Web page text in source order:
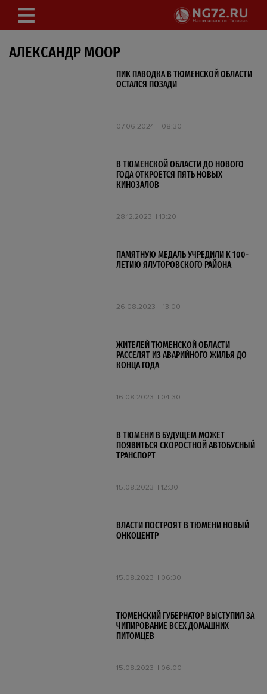
АЛЕКСАНДР МООР
ПИК ПАВОДКА В ТЮМЕНСКОЙ ОБЛАСТИ
ОСТАЛСЯ ПОЗАДИ
07.06.2024 08:30
В ТЮМЕНСКОЙ ОБЛАСТИ ДО НОВОГО
ГОДА ОТКРОЕТСЯ ПЯТЬ НОВЫХ
КИНОЗАЛОВ
28.12.2023 13:20
ПАМЯТНУЮ МЕДАЛЬ УЧРЕДИЛИ К 100-
ЛЕТИЮ ЯЛУТОРОВСКОГО РАЙОНА
26.08.2023 13:00
ЖИТЕЛЕЙ ТЮМЕНСКОЙ ОБЛАСТИ
РАССЕЛЯТ ИЗ АВАРИЙНОГО ЖИЛЬЯ ДО
КОНЦА ГОДА
16.08.2023 04:30
В ТЮМЕНИ В БУДУЩЕМ МОЖЕТ
ПОЯВИТЬСЯ СКОРОСТНОЙ АВТОБУСНЫЙ
ТРАНСПОРТ
15.08.2023 12:30
ВЛАСТИ ПОСТРОЯТ В ТЮМЕНИ НОВЫЙ
ОНКОЦЕНТР
15.08.2023 06:30
ТЮМЕНСКИЙ ГУБЕРНАТОР ВЫСТУПИЛ ЗА
ЧИПИРОВАНИЕ ВСЕХ ДОМАШНИХ
ПИТОМЦЕВ
15.08.2023 06:00